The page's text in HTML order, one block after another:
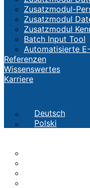
Zusatzmodul-
Zusatzmodul
Zusatzmodul
Batch Input Tool
Automatisierte
Referenzen
Wissenswertes
Karriere
Deutsch
Polski